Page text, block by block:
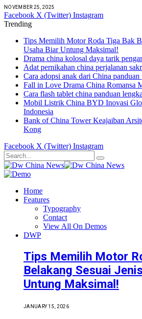
NOVEMBER 25, 2025
Facebook X (Twitter) Instagram
Trending
Tips Memilih Motor Roda Tiga Bak
Usaha Biar Untung Maksimal!
Drama china kolosal daya tarik
Adat pernikahan china perjalanan
Cara adopsi anak dari China panduan
Fall in Love Drama China Romansa
Cara flash tablet china panduan
Mobil Listrik China BYD Inovasi
Indonesia
Bank of China Tower Keajaiban
Kong
Facebook X (Twitter) Instagram
Home
Features
Typography
Contact
View All On Demos
DWP
Tips Memilih Motor
Belakang Sesuai
Untung Maksimal!
JANUARY 15, 2026